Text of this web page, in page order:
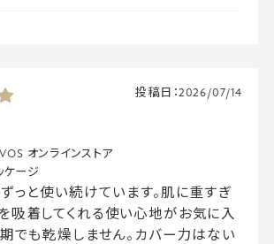
投稿日：2026/07/14
オンラインストア
ケージ
ずっと使い続けています。肌に重すぎ
吸着してくれる使い心地がお気に入
期でも乾燥しません。カバー力はない